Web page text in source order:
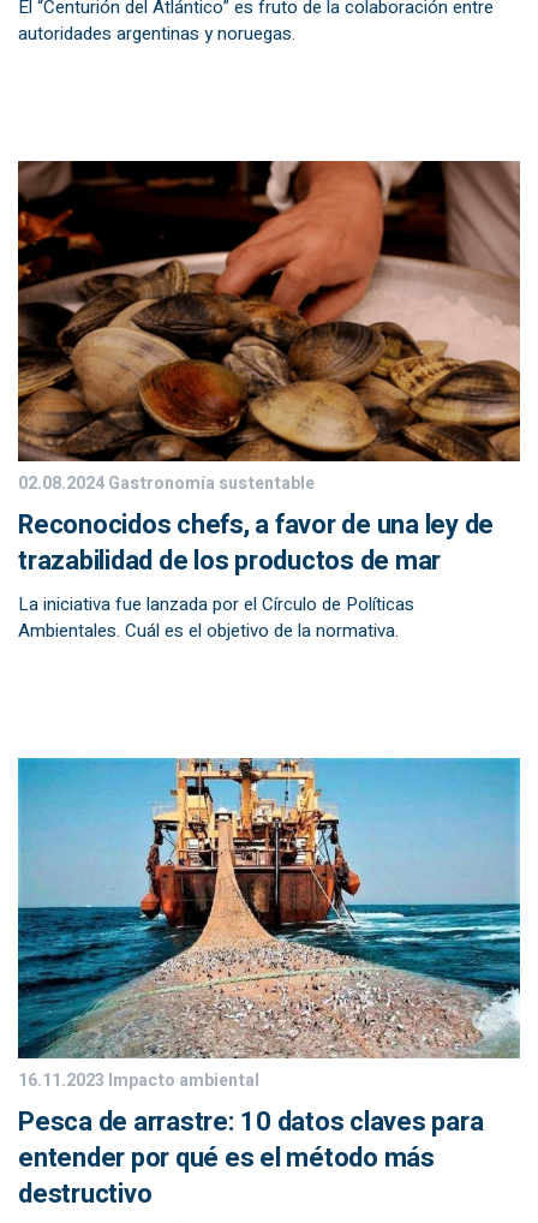
El “Centurión del Atlántico” es fruto de la colaboración entre
autoridades argentinas y noruegas.
02.08.2024Gastronomía sustentable
Reconocidos chefs, a favor de una ley de
trazabilidad de los productos de mar
La iniciativa fue lanzada por el Círculo de Políticas
Ambientales. Cuál es el objetivo de la normativa.
16.11.2023 Impacto ambiental
Pesca de arrastre: 10 datos claves para
entender por qué es el método más
destructivo